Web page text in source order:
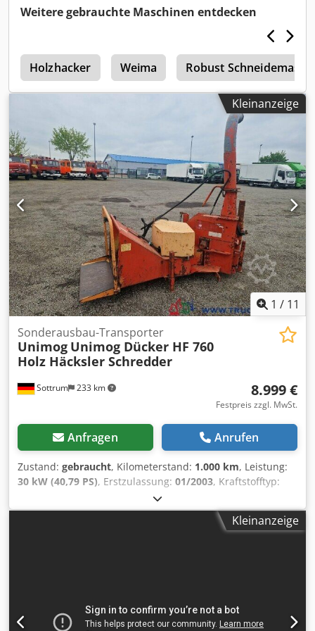
Messern. Motorleistung: 18,5 kW. Cjdowy Nk Espfx Ah Eorf
Weitere gebrauchte Maschinen entdecken
Holzhacker Weima Robust
Kleinanzeige
1 / 11
Sottrum 233 km
Sonderausbau-Transporter
Unimog Unimog Dücker HF 760
Holz Häcksler Schredder
8.999 €
Festpreis zzgl. MwSt.
Anfragen Anrufen
Zustand: gebraucht, Kilometerstand: 1.000 km, Leistung:
30 kW (40,79 PS), Erstzulassung: 01/2003, Kraftstofftyp:
1.250 kg, maximales Ladegewicht:
kg, Gesamtgewicht:1.260 kg, Achsen-Konfiguration:4x4,
Sonstige, Getriebetyp:
Hydraulischer Einzug über Ketten und Zahnräder *
Kleinanzeige